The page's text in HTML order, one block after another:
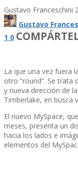
Gustavo Franceschini
Gustavo
1 0
La que una vez fuera
otro “round”. Se trata
y nueva dirección de
Timberlake, en busca
El nuevo MySpace,
meses, presenta un
hacia los lados e
elementos del